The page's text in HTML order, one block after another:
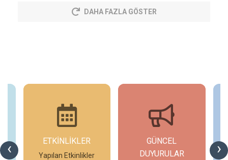
DAHA FAZLA GÖSTER
‹ ›
ETKİNLİKLER
Yapılan Etkinlikler
GÜNCEL
DUYURULAR